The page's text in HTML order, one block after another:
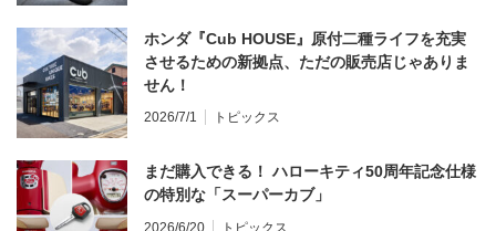
ホンダ『Cub HOUSE』原付二種ライフを充実
させるための新拠点、ただの販売店じゃありま
せん！
2026/7/1 トピックス
まだ購入できる！ ハローキティ50周年記念仕様
の特別な「スーパーカブ」
2026/6/20 トピックス